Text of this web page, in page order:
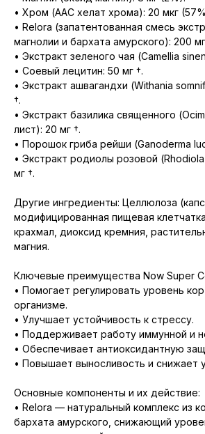
• Хром (AAC хелат хрома): 20 мкг
• Relora (запатентованная смесь
магнолии и бархата амурского): 200
• Экстракт зеленого чая (Camellia
• Соевый лецитин: 50 мг †.
• Экстракт ашвагандхи (Withania
†.
• Экстракт базилика священного
лист): 20 мг †.
• Порошок гриба рейши (Ganoderma
• Экстракт родиолы розовой
мг †.
Другие ингредиенты: Целлюлоза
модифицированная пищевая
крахмал, диоксид кремния,
магния.
Ключевые преимущества Now Super
• Помогает регулировать уровень
организме.
• Улучшает устойчивость к стрессу.
• Поддерживает работу иммунной и
• Обеспечивает антиоксидантную
• Повышает выносливость и снижает
Основные компоненты и их действие:
• Relora — натуральный комплекс из
бархата амурского, снижающий